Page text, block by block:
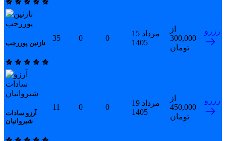
نازنین پوررجب
35 0 0
15 مرداد
1405
از
300,000
تومان
رزرو
آرزو سادات
شیروانیان
11 0 0
19 مرداد
1405
از
450,000
تومان
رزرو